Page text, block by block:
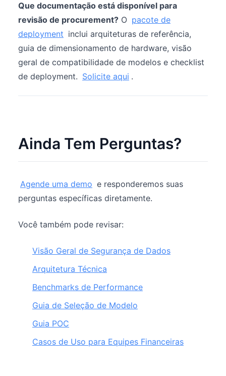
Que documentação está disponível para
revisão de procurement? O pacote de
deployment inclui arquiteturas de referência,
guia de dimensionamento de hardware, visão
geral de compatibilidade de modelos e checklist
de deployment. Solicite aqui .
Ainda Tem Perguntas?
Agende uma demo e responderemos suas
perguntas específicas diretamente.
Você também pode revisar:
Visão Geral de Segurança de Dados
Arquitetura Técnica
Benchmarks de Performance
Guia de Seleção de Modelo
Guia POC
Casos de Uso para Equipes Financeiras